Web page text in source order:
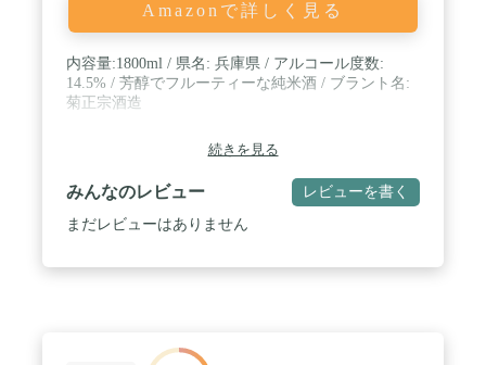
Amazonで詳しく見る
内容量:1800ml / 県名: 兵庫県 / アルコール度数:
14.5% / 芳醇でフルーティーな純米酒 / ブラント名:
菊正宗酒造
続きを見る
みんなのレビュー レビューを書く
まだレビューはありません